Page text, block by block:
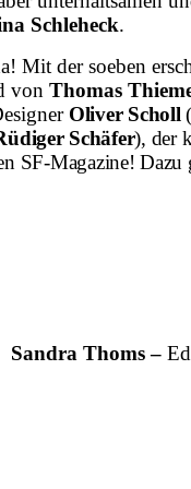
Schleheck.
der soeben
von Thomas
Oliver Scholl
Schäfer), der
SF-Magazine! Dazu
Sandra Thoms –